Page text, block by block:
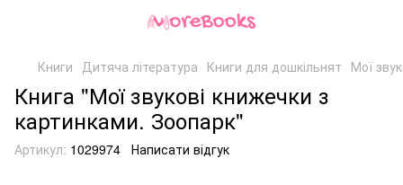
Книги Дитяча література Книги для дошкільнят Мої
Книга "Мої звукові книжечки з
картинками. Зоопарк"
Артикул: 1029974 Написати відгук